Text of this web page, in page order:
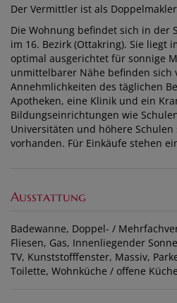
Der Vermittler ist als
Die Wohnung befindet sich in der
im 16. Bezirk (Ottakring). Sie liegt
optimal ausgerichtet für sonnige
unmittelbarer Nähe befinden sich
Annehmlichkeiten des täglichen
Apotheken, eine Klinik und ein
Bildungseinrichtungen wie
Universitäten und höhere
vorhanden. Für Einkäufe stehen
Ausstattung
Badewanne Doppel- /
Fliesen Gas Innenliegender
TV Kunststofffenster Massiv
Toilette Wohnküche / offene Küche